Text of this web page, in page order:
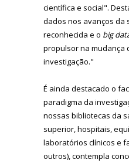
científica e social".
dados nos avanços da
reconhecida e o big
propulsor na mudança
investigação."
É ainda destacado o
paradigma da
nossas bibliotecas da
superior, hospitais,
laboratórios clínicos e
outros), contempla